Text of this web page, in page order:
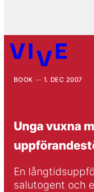
BOOK 1. DEC 2007
Unga vuxna
En
salutogent och